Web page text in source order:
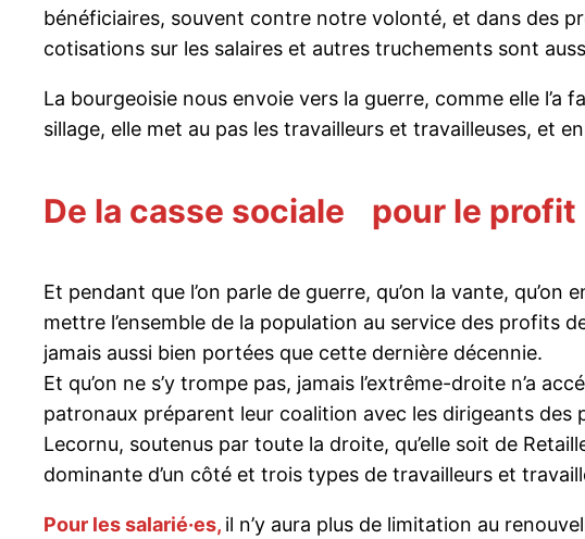
bénéficiaires, souvent contre notre volonté, et dans des
cotisations sur les salaires et autres truchements sont
La bourgeoisie nous envoie vers la guerre, comme elle
sillage, elle met au pas les travailleurs et travailleuses, et
De la casse sociale pour le profit
Et pendant que l’on parle de guerre, qu’on la vante,
mettre l’ensemble de la population au service des profits
jamais aussi bien portées que cette dernière décennie.
Et qu’on ne s’y trompe pas, jamais l’extrême-droite n’a
patronaux préparent leur coalition avec les dirigeants
Lecornu, soutenus par toute la droite, qu’elle soit de
dominante d’un côté et trois types de travailleurs et
Pour les salarié·es, il n’y aura plus de limitation au